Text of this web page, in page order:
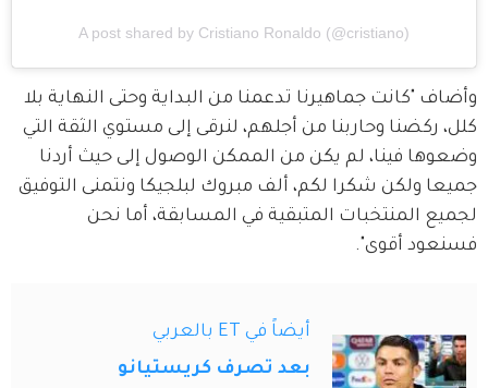
A post shared by Cristiano Ronaldo (@cristiano)
وأضاف "كانت جماهيرنا تدعمنا من البداية وحتى النهاية بلا
كلل، ركضنا وحاربنا من أجلهم، لنرقى إلى مستوي الثقة التي
وضعوها فينا، لم يكن من الممكن الوصول إلى حيث أردنا
جميعا ولكن شكرا لكم، ألف مبروك لبلجيكا ونتمنى التوفيق
لجميع المنتخبات المتبقية في المسابقة، أما نحن
فسنعود أقوى".
أيضاً في ET بالعربي
بعد تصرف كريستيانو